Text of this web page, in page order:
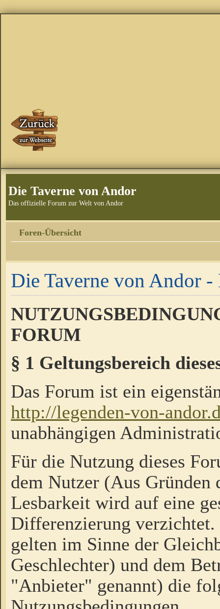
Die Taverne von Andor
Das offizielle Forum zur Welt von Andor
Foren-Übersicht
Die Taverne von Andor -
FORUM
§ 1 Geltungsbereich
Das Forum ist ein
http://legenden-von-
unabhängigen
Für die Nutzung dieses
dem Nutzer (Aus Gründen
Lesbarkeit wird auf eine
Differenzierung
gelten im Sinne der
Geschlechter) und dem
"Anbieter" genannt) die